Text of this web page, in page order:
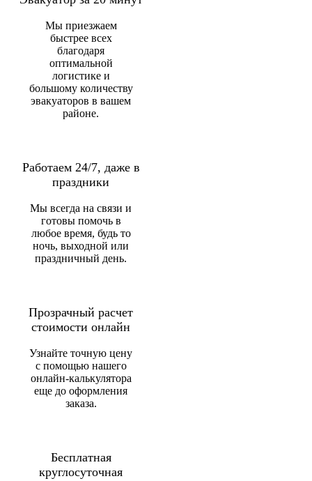
Мы приезжаем
быстрее всех
благодаря
оптимальной
логистике и
большому количеству
эвакуаторов в вашем
районе.
Работаем 24/7, даже в
праздники
Мы всегда на связи и
готовы помочь в
любое время, будь то
ночь, выходной или
праздничный день.
Прозрачный расчет
стоимости онлайн
Узнайте точную цену
с помощью нашего
онлайн-калькулятора
еще до оформления
заказа.
Бесплатная
круглосуточная